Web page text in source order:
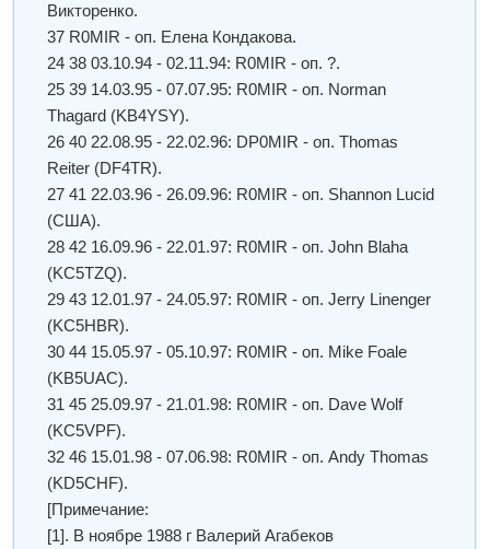
Викторенко.
37 R0MIR - оп. Елена Кондакова.
24 38 03.10.94 - 02.11.94: R0MIR - оп. ?.
25 39 14.03.95 - 07.07.95: R0MIR - оп. Norman
Thagard (KB4YSY).
26 40 22.08.95 - 22.02.96: DP0MIR - оп. Thomas
Reiter (DF4TR).
27 41 22.03.96 - 26.09.96: R0MIR - оп. Shannon Lucid
(США).
28 42 16.09.96 - 22.01.97: R0MIR - оп. John Blaha
(KC5TZQ).
29 43 12.01.97 - 24.05.97: R0MIR - оп. Jerry Linenger
(KC5HBR).
30 44 15.05.97 - 05.10.97: R0MIR - оп. Mike Foale
(KB5UAC).
31 45 25.09.97 - 21.01.98: R0MIR - оп. Dave Wolf
(KC5VPF).
32 46 15.01.98 - 07.06.98: R0MIR - оп. Andy Thomas
(KD5CHF).
[Примечание:
[1]. В ноябре 1988 г Валерий Агабеков